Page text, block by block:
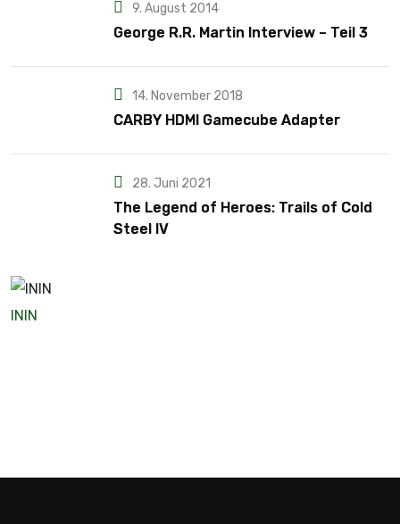
9. August 2014
George R.R. Martin Interview – Teil 3
14. November 2018
CARBY HDMI Gamecube Adapter
28. Juni 2021
The Legend of Heroes: Trails of Cold
Steel IV
ININ